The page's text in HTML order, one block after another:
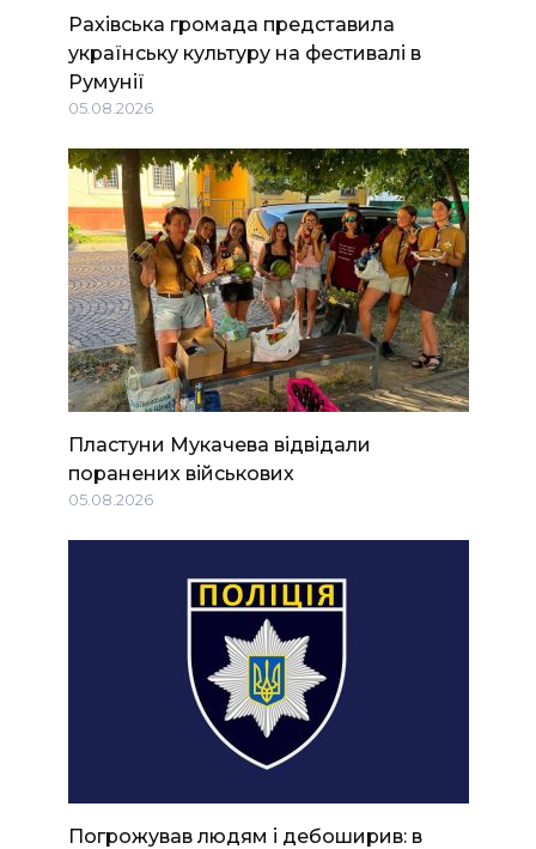
Рахівська громада представила
українську культуру на фестивалі в
Румунії
05.08.2026
Пластуни Мукачева відвідали
поранених військових
05.08.2026
Погрожував людям і дебоширив: в